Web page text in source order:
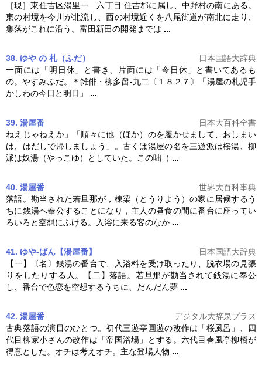
［現］東住吉区湯里一―六丁目 住吉郡に属し、中野村の南にある。
東の村境を今川が北流し、西の村境近くを八尾街道が南北に走り、
集落がこれに沿う。富田新田の開発までは ...
38. ゆや の 札（ふだ）
日本国語大辞典
一面には「明日休」と書き、片面には「今日休」と書いてあるも
の。やすみふだ。＊雑俳・柳多留‐九二〔１８２７〕「湯屋の札児手
かしわの今日と明日」 ...
39. 湯屋番
日本大百科全書
ねえじゃねえか」「順々に他（ほか）のを履かせまして、おしまい
は、はだしで帰しましょう」。古くは湯屋の名を三遊派は桜湯、柳
派は奴湯（やっこゆ）としていた。この咄（ ...
40. 湯屋番
世界大百科事典
落語。勘当された若旦那が，棟梁（とうりよう）の家に居候するう
ちに銭湯へ奉公することになり，主人の昼食の間に番台に座ってい
ろいろと空想にふける。入浴に来る客のなか ...
41. ゆや‐ばん【湯屋番】
日本国語大辞典
【一】〔名〕銭湯の番台で、入浴料を受け取ったり、脱衣場の見張
りをしたりする人。【二】落語。若旦那が勘当されて銭湯に奉公
し、番台で色恋を空想するうちに、だんだん夢 ...
42. 湯屋番
デジタル大辞泉プラス
古典落語の演目のひとつ。初代三遊亭圓遊の改作は「桜風呂」、四
代目柳家小さんの改作は「帝国浴場」とする。六代目春風亭柳橋が
得意とした。オチは考えオチ。主な登場人物 ...